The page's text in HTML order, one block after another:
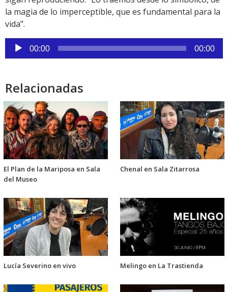
la magia de lo imperceptible, que es fundamental para la
vida”.
Reproductor
de
00:00 00:00
Relacionadas
El Plan de la Mariposa en Sala
del Museo
Chenal en Sala Zitarrosa
Lucía Severino en vivo Melingo en La Trastienda